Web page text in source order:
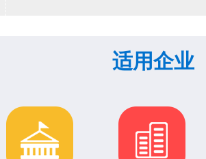
适用企业